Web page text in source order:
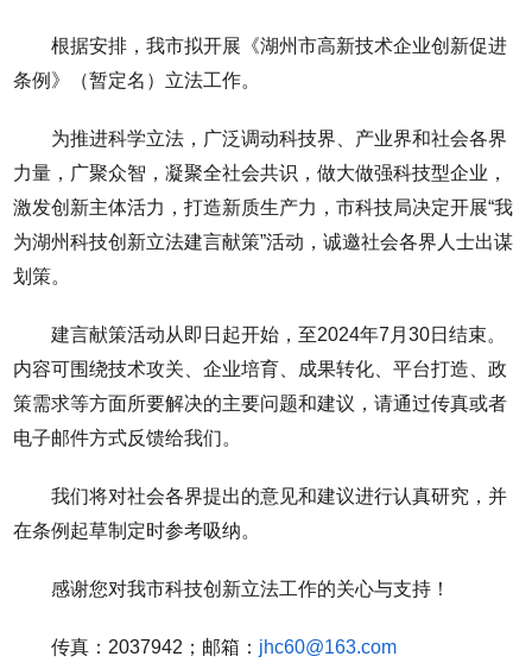
根据安排，我市拟开展《湖州市高新技术企业创新促进
条例》（暂定名）立法工作。
为推进科学立法，广泛调动科技界、产业界和社会各界
力量，广聚众智，凝聚全社会共识，做大做强科技型企业，
激发创新主体活力，打造新质生产力，市科技局决定开展“我
为湖州科技创新立法建言献策”活动，诚邀社会各界人士出谋
划策。
建言献策活动从即日起开始，至2024年7月30日结束。
内容可围绕技术攻关、企业培育、成果转化、平台打造、政
策需求等方面所要解决的主要问题和建议，请通过传真或者
电子邮件方式反馈给我们。
我们将对社会各界提出的意见和建议进行认真研究，并
在条例起草制定时参考吸纳。
感谢您对我市科技创新立法工作的关心与支持！
传真：2037942；邮箱： jhc60@163.com